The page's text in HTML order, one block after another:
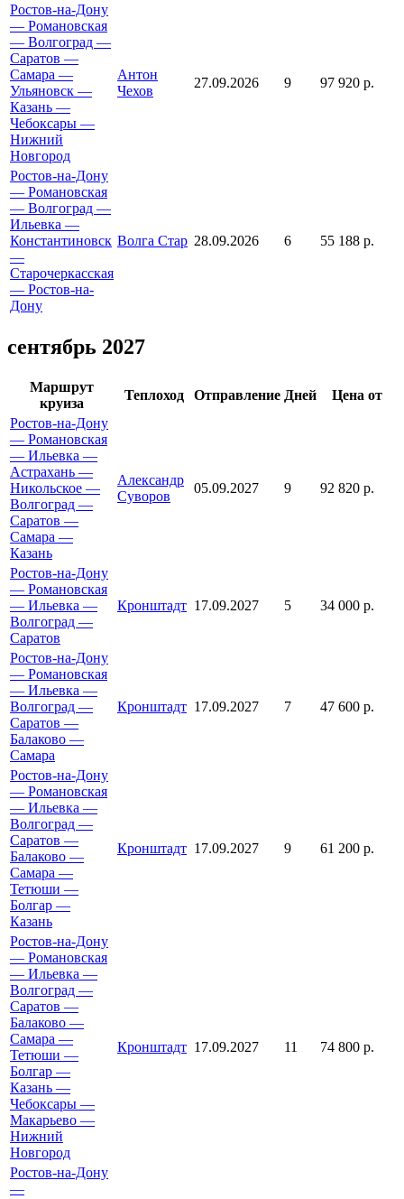
Ростов-на-Дону
— Романовская
— Волгоград —
Саратов —
Самара —
Ульяновск —
Казань —
Чебоксары —
Нижний
Новгород
Антон
Чехов
27.09.2026 9 97 920 р.
Ростов-на-Дону
— Романовская
— Волгоград —
Ильевка —
Константиновск
—
Старочеркасская
— Ростов-на-
Дону
Волга Стар 28.09.2026 6 55 188 р.
сентябрь 2027
Маршрут
круиза
Теплоход Отправление Дней
Цена от
Ростов-на-Дону
— Романовская
— Ильевка —
Астрахань —
Никольское —
Волгоград —
Саратов —
Самара —
Казань
Александр
Суворов
05.09.2027 9 92 820 р.
Ростов-на-Дону
— Романовская
— Ильевка —
Волгоград —
Саратов
Кронштадт 17.09.2027 5 34 000 р.
Ростов-на-Дону
— Романовская
— Ильевка —
Волгоград —
Саратов —
Балаково —
Самара
Кронштадт 17.09.2027 7 47 600 р.
Ростов-на-Дону
— Романовская
— Ильевка —
Волгоград —
Саратов —
Балаково —
Самара —
Тетюши —
Болгар —
Казань
Кронштадт 17.09.2027 9 61 200 р.
Ростов-на-Дону
— Романовская
— Ильевка —
Волгоград —
Саратов —
Балаково —
Самара —
Тетюши —
Болгар —
Казань —
Чебоксары —
Макарьево —
Нижний
Новгород
Кронштадт 17.09.2027 11 74 800 р.
Ростов-на-Дону
—